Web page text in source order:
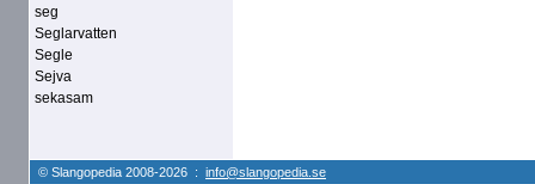
seg
Seglarvatten
Segle
Sejva
sekasam
© Slangopedia 2008-2026 : info@slangopedia.se